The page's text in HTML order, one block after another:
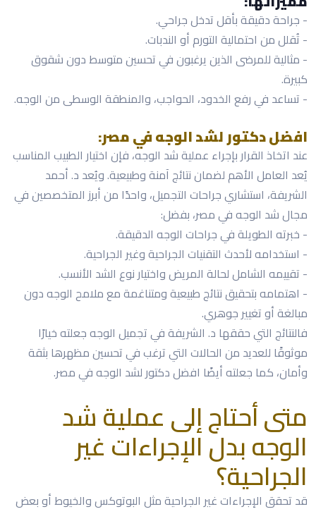
- جراحة دقيقة بأقل تدخل جراحي.
- تُقلل من احتمالية التورم أو الندبات.
- مثالية للمرضى الذين يرغبون في تحسين متوسط دون شقوق
كبيرة.
- تساعد في رفع الخدود، الحواجب، والمنطقة الوسطى من الوجه.
افضل دكتور لشد الوجه في مصر:
عند اتخاذ القرار بإجراء عملية شد الوجه، فإن اختيار الطبيب المناسب
يُعد العامل الأهم لضمان نتائج آمنة وطبيعية. ويُعد د. أحمد
الشريفة، استشاري جراحات التجميل، واحدًا من أبرز المتخصصين في
مجال شد الوجه في مصر، بفضل:
- خبرته الطويلة في جراحات الوجه الدقيقة.
- استخدامه لأحدث التقنيات الجراحية وغير الجراحية.
- تقييمه الشامل لحالة المريض واختيار نوع الشد الأنسب.
- اهتمامه بتحقيق نتائج طبيعية ومتناغمة مع ملامح الوجه دون
مبالغة أو تغيير جوهري.
فالنتائج التي حققها د. الشريفة في تجميل الوجه جعلته خيارًا
موثوقًا للعديد من الحالات التي ترغب في تحسين مظهرها بثقة
وأمان، كما جعلته أيضًا افضل دكتور لشد الوجه في مصر.
متى أحتاج إلى عملية شد
الوجه بدل الإجراءات غير
الجراحية؟
قد تحقق الإجراءات غير الجراحية مثل البوتوكس والخيوط أو بعض